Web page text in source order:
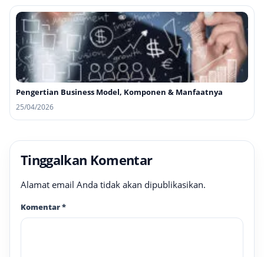
Pengertian Business Model, Komponen & Manfaatnya
25/04/2026
Tinggalkan Komentar
Alamat email Anda tidak akan dipublikasikan.
Komentar*